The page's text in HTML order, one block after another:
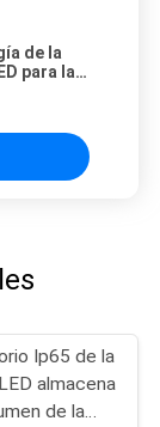
de la
para la
Ip65 de la
almacena
de la